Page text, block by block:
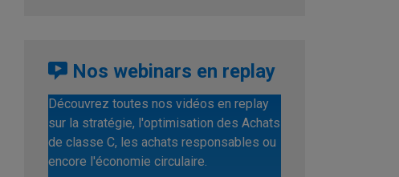
Nos webinars en replay
Découvrez toutes nos vidéos en replay
sur la stratégie, l'optimisation des Achats
de classe C, les achats responsables ou
encore l'économie circulaire.